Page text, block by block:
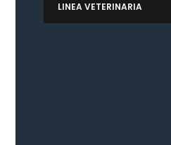
LINEA VETERINARIA